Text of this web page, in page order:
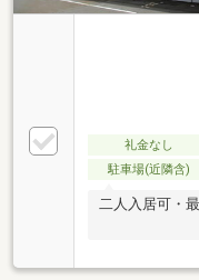
礼金なし
駐車場(近隣含)
二人入居可・